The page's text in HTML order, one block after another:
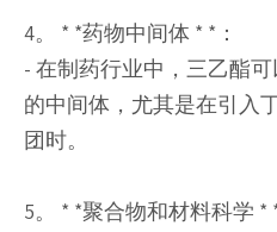
4。 * *药物中间体 * *：
- 在制药行业中，三乙酯
的中间体，尤其是在引入
团时。
5。 * *聚合物和材料科学 *